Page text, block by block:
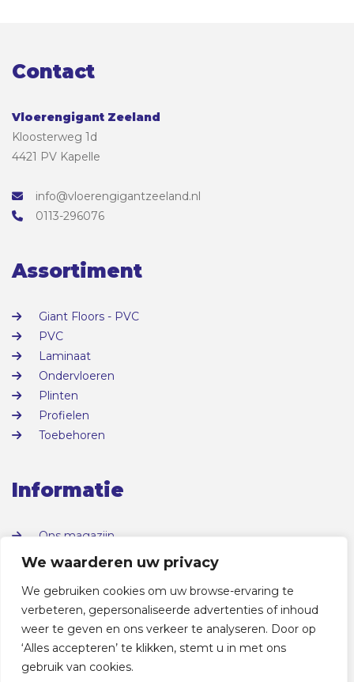
We waarderen uw privacy
We gebruiken cookies om uw browse-ervaring te
verbeteren, gepersonaliseerde advertenties of inhoud
weer te geven en ons verkeer te analyseren. Door op
‘Alles accepteren’ te klikken, stemt u in met ons
gebruik van cookies.
Contact
Vloerengigant Zeeland
Kloosterweg 1d
4421 PV Kapelle
info@vloerengigantzeeland.nl
0113-296076
Assortiment
Giant Floors - PVC
PVC
Laminaat
Ondervloeren
Plinten
Profielen
Toebehoren
Informatie
Ons magazijn